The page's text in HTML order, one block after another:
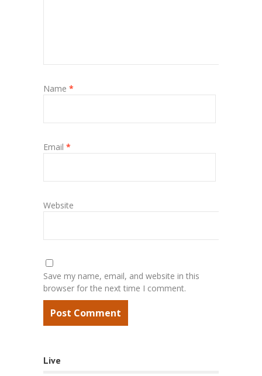
Name *
Email *
Website
Save my name, email, and website in this
browser for the next time I comment.
Live